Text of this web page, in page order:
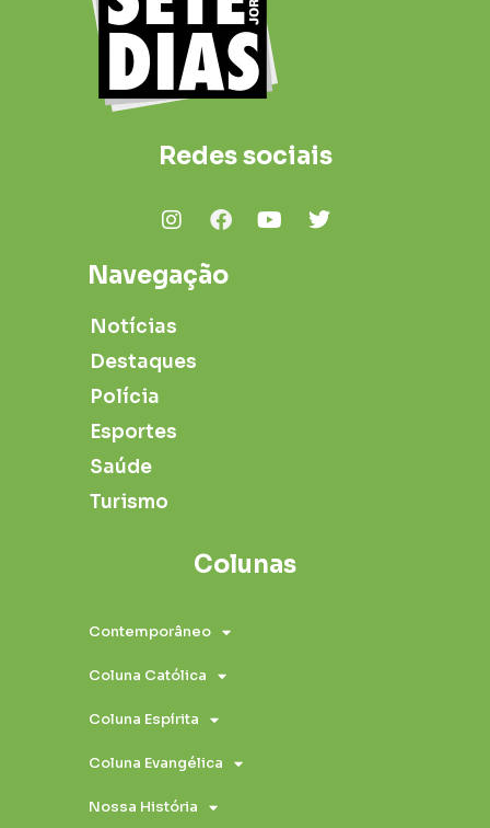
Redes sociais
Navegação
Notícias
Destaques
Polícia
Esportes
Saúde
Turismo
Colunas
Contemporâneo
Coluna Católica
Coluna Espírita
Coluna Evangélica
Nossa História